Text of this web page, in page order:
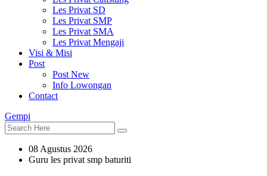
Les Privat SD
Les Privat SMP
Les Privat SMA
Les Privat Mengaji
Visi & Misi
Post
Post New
Info Lowongan
Contact
Gempi
08 Agustus 2026
Guru les privat smp baturiti